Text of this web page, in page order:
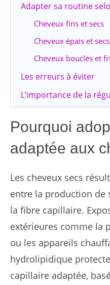
Adapter sa routine
Cheveux fins et secs
Cheveux épais et secs
Cheveux bouclés et
Les erreurs à éviter
L’importance de la
Pourquoi
adaptée aux
Les cheveux secs
entre la production de
la fibre capillaire.
extérieures comme la
ou les appareils
hydrolipidique
capillaire adaptée,